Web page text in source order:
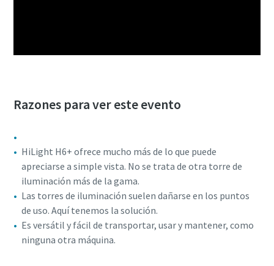
Razones para ver este evento
HiLight H6+ ofrece mucho más de lo que puede
apreciarse a simple vista. No se trata de otra torre de
iluminación más de la gama.
Las torres de iluminación suelen dañarse en los puntos
de uso. Aquí tenemos la solución.
Es versátil y fácil de transportar, usar y mantener, como
ninguna otra máquina.